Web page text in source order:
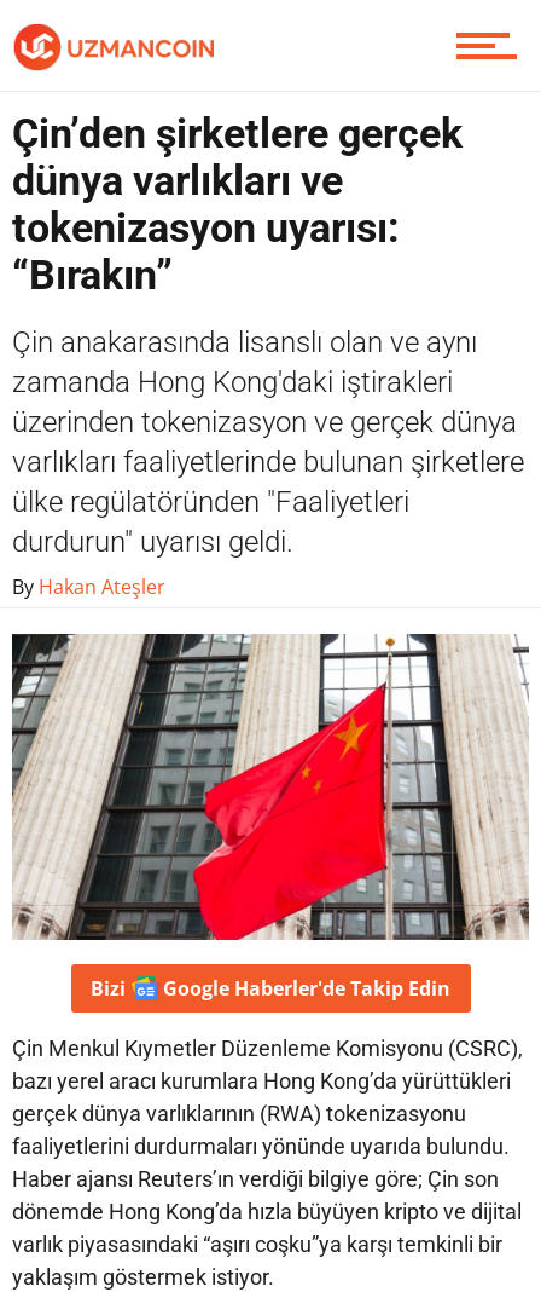
Piyasa
Soru Sor
Çin’den şirketlere gerçek
dünya varlıkları ve
tokenizasyon uyarısı:
“Bırakın”
Çin anakarasında lisanslı olan ve aynı
zamanda Hong Kong'daki iştirakleri
üzerinden tokenizasyon ve gerçek dünya
varlıkları faaliyetlerinde bulunan şirketlere
ülke regülatöründen "Faaliyetleri
durdurun" uyarısı geldi.
By Hakan Ateşler
Bizi Google Haberler'deTakip Edin
Çin Menkul Kıymetler Düzenleme Komisyonu (CSRC),
bazı yerel aracı kurumlara Hong Kong’da yürüttükleri
gerçek dünya varlıklarının (RWA) tokenizasyonu
faaliyetlerini durdurmaları yönünde uyarıda bulundu.
Haber ajansı Reuters’ın verdiği bilgiye göre; Çin son
dönemde Hong Kong’da hızla büyüyen kripto ve dijital
varlık piyasasındaki “aşırı coşku”ya karşı temkinli bir
yaklaşım göstermek istiyor.